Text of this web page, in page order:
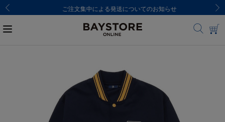
ご注文集中による発送についてのお知らせ